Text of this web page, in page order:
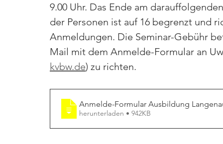
9.00 Uhr. Das Ende am
der Personen ist auf 16 begrenzt und
Anmeldungen. Die Seminar-Gebühr
Mail mit dem Anmelde-Formular an
kvbw.de) zu richten.
Anmelde-Formular Ausbildung
herunterladen • 942KB